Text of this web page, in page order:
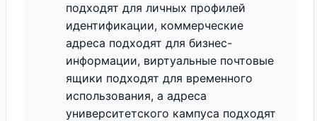
подходят для личных профилей
идентификации, коммерческие
адреса подходят для бизнес-
информации, виртуальные почтовые
ящики подходят для временного
использования, а адреса
университетского кампуса подходят